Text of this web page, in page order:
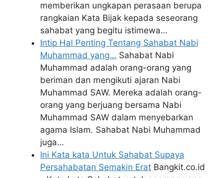
memberikan ungkapan perasaan berupa
rangkaian Kata Bijak kepada seseorang
sahabat yang begitu istimewa…
Intip Hal Penting Tentang Sahabat Nabi
Muhammad yang… Sahabat Nabi
Muhammad adalah orang-orang yang
beriman dan mengikuti ajaran Nabi
Muhammad SAW. Mereka adalah orang-
orang yang berjuang bersama Nabi
Muhammad SAW dalam menyebarkan
agama Islam. Sahabat Nabi Muhammad
juga…
Ini Kata kata Untuk Sahabat Supaya
Persahabatan Semakin Erat Bangkit.co.id